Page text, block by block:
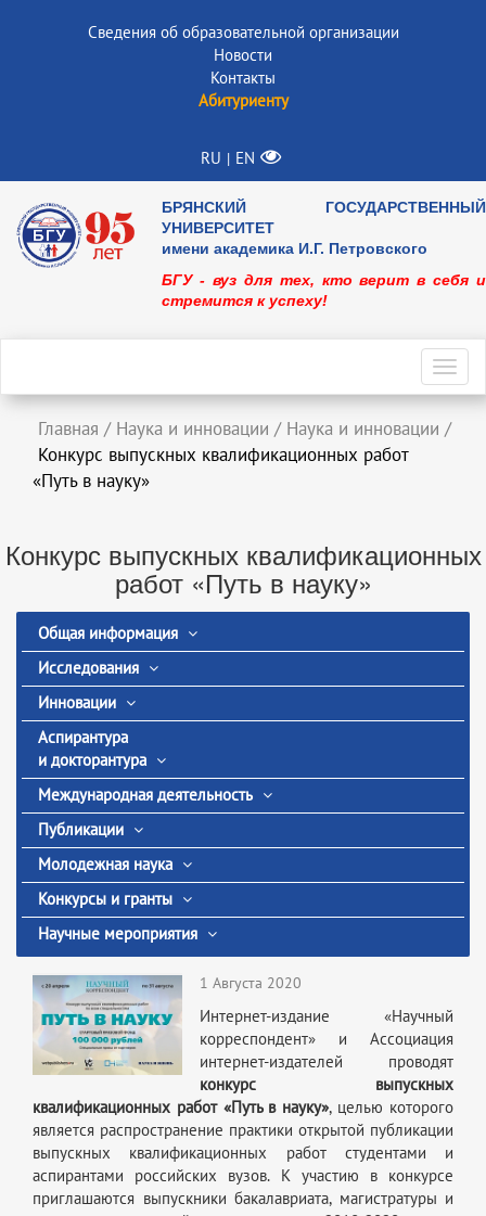
Сведения об образовательной организации
Новости
Контакты
Абитуриенту
RU | EN
БРЯНСКИЙ ГОСУДАРСТВЕННЫЙ
УНИВЕРСИТЕТ
имени академика И.Г. Петровского
БГУ - вуз для тех, кто верит в себя и
стремится к успеху!
Главная / Наука и инновации / Наука и инновации /
Конкурс выпускных квалификационных работ
«Путь в науку»
Конкурс выпускных квалификационных
работ «Путь в науку»
Общая информация
Исследования
Инновации
Аспирантура
и докторантура
Международная деятельность
Публикации
Молодежная наука
Конкурсы и гранты
Научные мероприятия
1 Августа 2020
Интернет-издание «Научный
корреспондент» и Ассоциация
интернет-издателей проводят
конкурс выпускных
квалификационных работ «Путь в науку», целью которого
является распространение практики открытой публикации
выпускных квалификационных работ студентами и
аспирантами российских вузов. К участию в конкурсе
приглашаются выпускники бакалавриата, магистратуры и